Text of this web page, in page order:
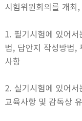
시험위원회의를 개최
1. 필기시험에 있어
법, 답안지 작성방법,
사항
2. 실기시험에 있어
교육사항 및 감독상